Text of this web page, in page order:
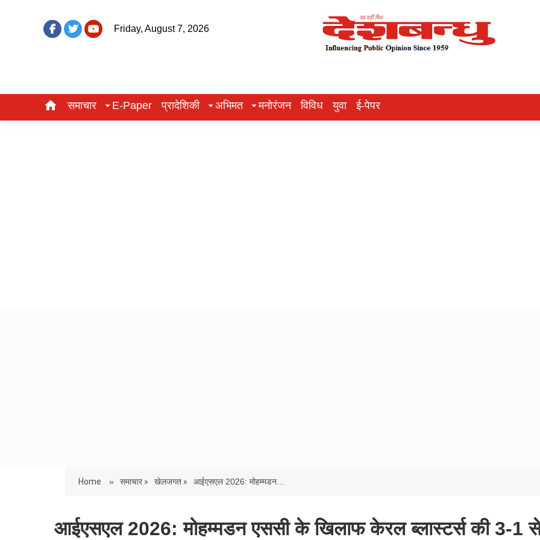
Friday, August 7, 2026
समाचार E-Paper प्रादेशिकी अभिमत मनोरंजन विविध युवा ई-पेपर
Home » समाचार » खेलजगत » आईएसएल 2026: मोहम्मडन...
आईएसएल 2026: मोहम्मडन एससी के खिलाफ केरल ब्लास्टर्स की 3-1